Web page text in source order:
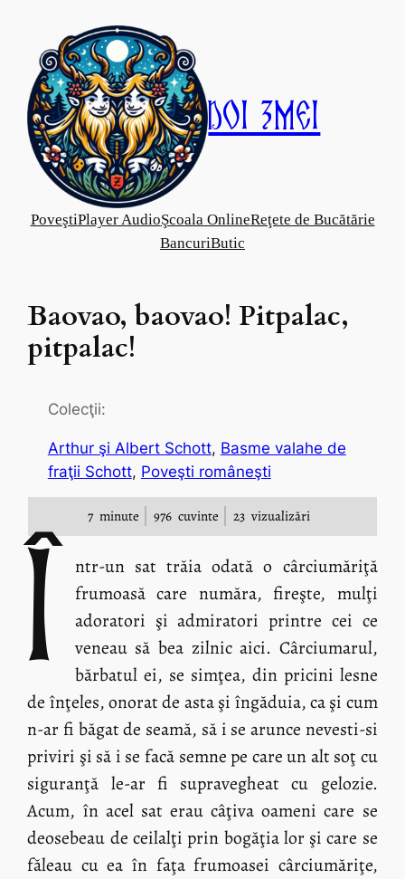
content
Doi Zmei
PoveştiPlayer AudioŞcoala OnlineReţete de Bucătărie
BancuriButic
Baovao, baovao! Pitpalac,
pitpalac!
Colecţii:
Arthur şi Albert Schott, Basme valahe de
fraţii Schott, Poveşti româneşti
7 minute 976 cuvinte 23 vizualizări
Î
ntr-un sat trăia odată o cârciumăriţă
frumoasă care număra, fireşte, mulţi
adoratori şi admiratori printre cei ce
veneau să bea zilnic aici. Cârciumarul,
bărbatul ei, se simţea, din pricini lesne
de înţeles, onorat de asta şi îngăduia, ca şi cum
n-ar fi băgat de seamă, să i se arunce nevesti-si
priviri şi să i se facă semne pe care un alt soţ cu
siguranţă le-ar fi supravegheat cu gelozie.
Acum, în acel sat erau câţiva oameni care se
deosebeau de ceilalţi prin bogăţia lor şi care se
făleau cu ea în faţa frumoasei cârciumăriţe,